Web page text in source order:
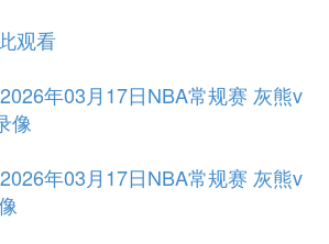
观看
年03月17日NBA常规赛 灰熊v
像
年03月17日NBA常规赛 灰熊v